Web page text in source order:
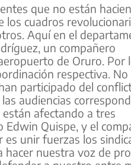
que no están
los cuadros
Aquí en el
un compañero
de Oruro. Por
respectiva.
participado del
audiencias
afectando a tres
Edwin Quispe, y el
es unir fuerzas los
hacer nuestra voz de